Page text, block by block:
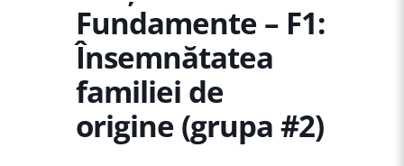
Fundamente – F1:
Însemnătatea
familiei de
origine (grupa #2)